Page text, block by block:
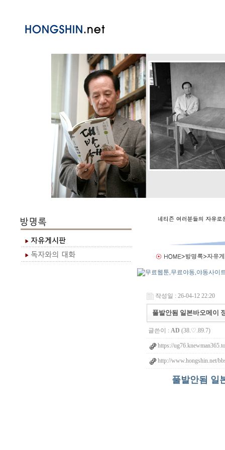
작성일 : 26-04-12 22:20
풀발안됨 일본바오메이
글쓴이 : AD (38.♡.89.7)
https://
http://www.hongshin.net/
풀발안됨 일